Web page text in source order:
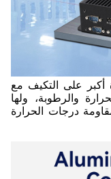
أكبر على التكيف مع
والرطوبة، ولها
درجات الحرارة